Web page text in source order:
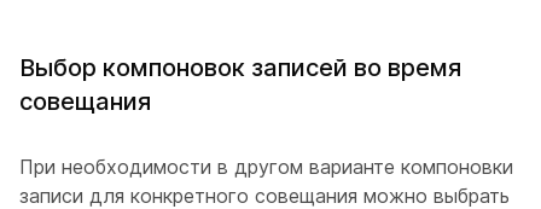
Выбор компоновок записей во время
совещания
При необходимости в другом варианте компоновки
записи для конкретного совещания можно выбрать